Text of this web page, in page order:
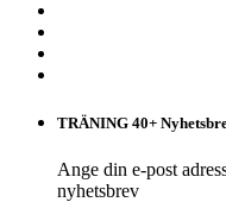
TRÄNING 40+
Ange din e-post
nyhetsbrev